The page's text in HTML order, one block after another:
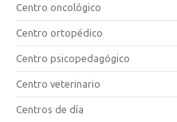
Centro oncológico
Centro ortopédico
Centro psicopedagógico
Centro veterinario
Centros de día